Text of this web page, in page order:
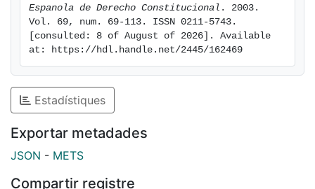
Espanola de Derecho Constitucional . 2003.
Vol. 69, num. 69-113. ISSN 0211-5743.
[consulted: 8 of August of 2026]. Available
at: https://hdl.handle.net/2445/162469
Estadístiques
Exportar metadades
JSON - METS
Compartir registre